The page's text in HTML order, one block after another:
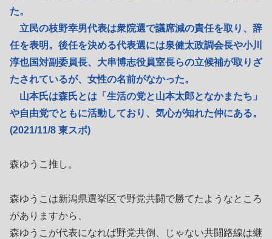
た。
立民の枝野幸男代表は衆院選で議席減の責任を取り、辞
任を表明。後任を決める代表選には泉健太政調会長や小川
淳也国対副委員長、大串博志役員室長らの立候補が取りざ
たされているが、女性の名前がなかった。
山本氏は森氏とは「生活の党と山本太郎となかまたち」
や自由党でともに活動しており、気心が知れた仲にある。
(2021/11/8 東スポ)
森ゆうこ推し。
森ゆうこは新潟県選挙区で野党共闘で勝てたようなところ
がありますから、
森ゆうこが代表になれば野党共倒、じゃない共闘路線は継